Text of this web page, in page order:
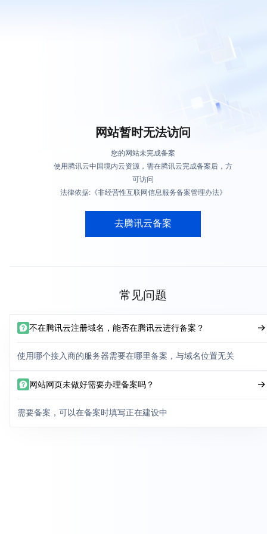
网站暂时无法访问
您的网站未完成备案
使用腾讯云中国境内云资源，需在腾讯云完成备案后，方
可访问
法律依据:《非经营性互联网信息服务备案管理办法》
去腾讯云备案
常见问题
不在腾讯云注册域名，能否在腾讯云进行备案？
使用哪个接入商的服务器需要在哪里备案，与域名位置无关
网站网页未做好需要办理备案吗？
需要备案，可以在备案时填写正在建设中